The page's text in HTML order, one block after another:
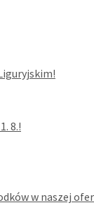
8.!
w naszej